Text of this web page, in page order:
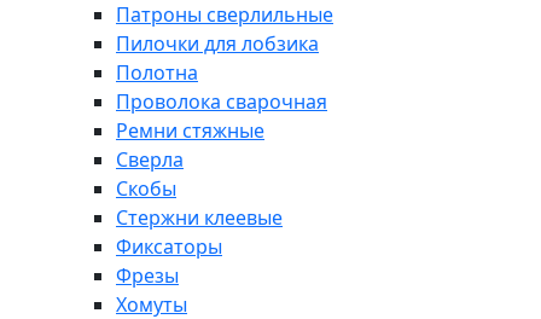
Патроны сверлильные
Пилочки для лобзика
Полотна
Проволока сварочная
Ремни стяжные
Сверла
Скобы
Стержни клеевые
Фиксаторы
Фрезы
Хомуты